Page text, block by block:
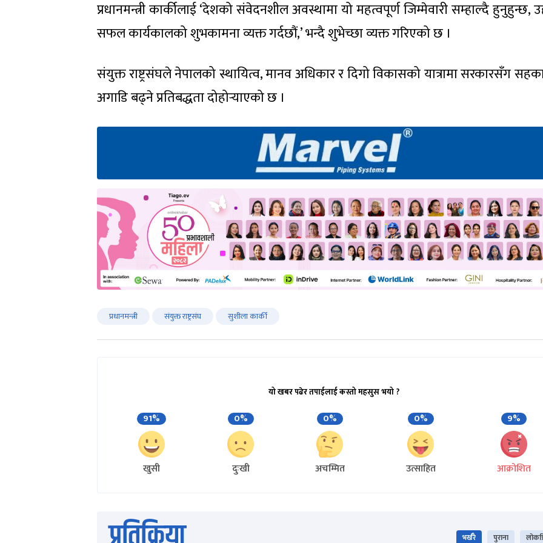
प्रधानमन्त्री कार्कीलाई ‘देशको संवेदनशील अवस्थामा यो महत्वपूर्ण जिम्मेवारी सम्हाल्दै हुनुहुन्छ,
सफल कार्यकालको शुभकामना व्यक्त गर्दछौं,’ भन्दै शुभेच्छा व्यक्त गरिएको छ ।
संयुक्त राष्ट्रसंघले नेपालको स्थायित्व, मानव अधिकार र दिगो विकासको यात्रामा सरकारसँग
अगाडि बढ्ने प्रतिबद्धता दोहोर्‍याएको छ ।
प्रधानमन्त्री संयुक्त राष्ट्रसंघ सुशीला कार्की
यो खबर पढेर तपाईलाई कस्तो महसुस भयो ?
91%
खुसी
0%
दुःखी
0%
अचम्मित
0%
उत्साहित
9%
आक्रोशित
भर्खरै पुराना